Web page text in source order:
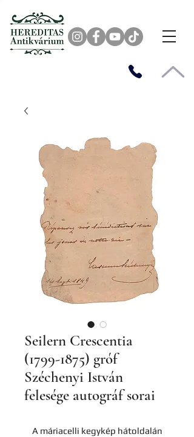
Seilern Crescentia
(1799-1875) gróf
Széchenyi István
felesége autográf sorai
A máriacelli kegykép hátoldalán